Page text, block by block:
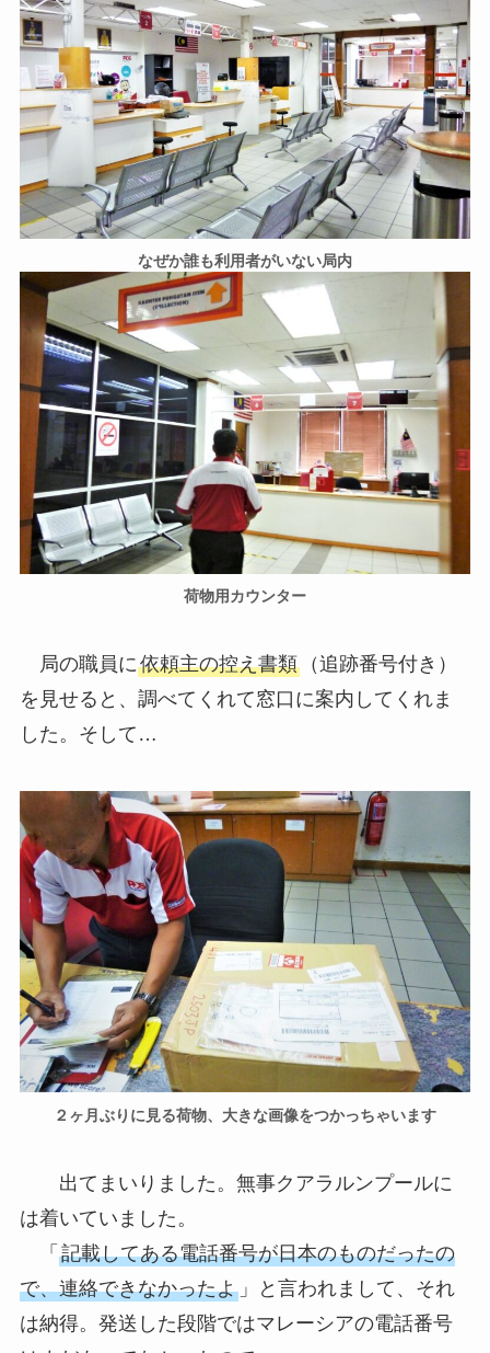
なぜか誰も利用者がいない局内
荷物用カウンター
局の職員に依頼主の控え書類（追跡番号付き）
を見せると、調べてくれて窓口に案内してくれま
した。そして…
２ヶ月ぶりに見る荷物、大きな画像をつかっちゃいます
出てまいりました。無事クアラルンプールに
は着いていました。
「 記載してある電話番号が日本のものだったの
で、連絡できなかったよ」と言われまして、それ
は納得。発送した段階ではマレーシアの電話番号